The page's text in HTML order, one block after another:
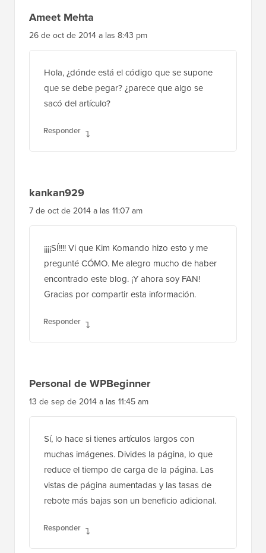
Ameet Mehta
26 de oct de 2014 a las 8:43 pm
Hola, ¿dónde está el código que se supone
que se debe pegar? ¿parece que algo se
sacó del artículo?
Responder
kankan929
7 de oct de 2014 a las 11:07 am
¡¡¡¡SÍ!!!! Vi que Kim Komando hizo esto y me
pregunté CÓMO. Me alegro mucho de haber
encontrado este blog. ¡Y ahora soy FAN!
Gracias por compartir esta información.
Responder
Personal de WPBeginner
13 de sep de 2014 a las 11:45 am
Sí, lo hace si tienes artículos largos con
muchas imágenes. Divides la página, lo que
reduce el tiempo de carga de la página. Las
vistas de página aumentadas y las tasas de
rebote más bajas son un beneficio adicional.
Responder